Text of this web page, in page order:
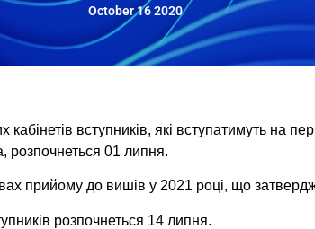
October 16 2020
кабінетів вступників, які вступатимуть на
розпочнеться 01 липня.
прийому до вишів у 2021 році, що
розпочнеться 14 липня.